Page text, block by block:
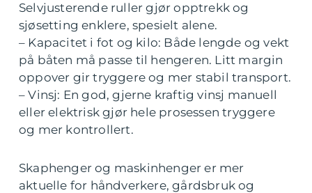
Selvjusterende ruller gjør opptrekk og
sjøsetting enklere, spesielt alene.
– Kapacitet i fot og kilo: Både lengde og vekt
på båten må passe til hengeren. Litt margin
oppover gir tryggere og mer stabil transport.
– Vinsj: En god, gjerne kraftig vinsj manuell
eller elektrisk gjør hele prosessen tryggere
og mer kontrollert.
Skaphenger og maskinhenger er mer
aktuelle for håndverkere, gårdsbruk og